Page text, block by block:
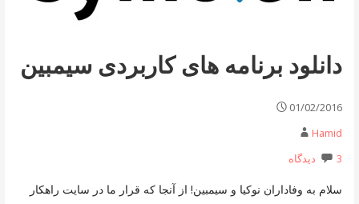
دانلود برنامه های کاربردی سیمبین
01/02/2016
Hamid
3 دیدگاه
سلام به وفاداران نوکیا و سیمبین! از آنجا که قرار ما در سایت راهکار